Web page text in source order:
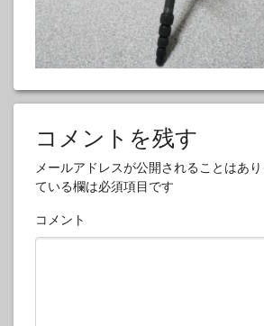
コメントを残す
メールアドレスが公開されることはあり
ている欄は必須項目です
コメント